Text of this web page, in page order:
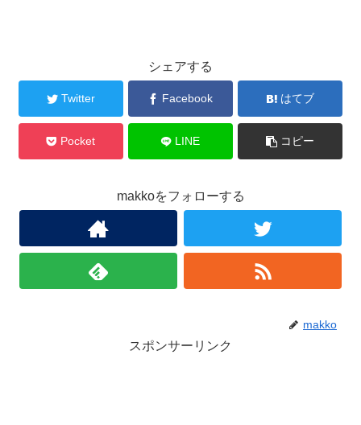
シェアする
Twitter Facebook はてブ
Pocket LINE コピー
makkoをフォローする
makko
スポンサーリンク